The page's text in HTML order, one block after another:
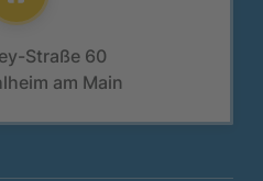
Straße 60
am Main